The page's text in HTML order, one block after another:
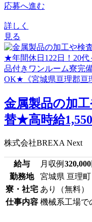
応募へ進む
詳しく
見る
金属製品の加
替★高時給
株式会社BREXA Next
給与 月収例 320,000
勤務地
宮城県 亘理町
寮・社宅 あり（無料）
仕事内容 機械系工場で